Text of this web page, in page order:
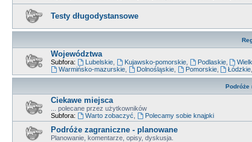
Testy długodystansowe
Województwa
Subfora: Lubelskie, Kujawsko-pomorskie, Podlaskie,
Warmińsko-mazurskie, Dolnośląskie, Pomorskie, Łódzkie
Podróże
Ciekawe miejsca
... polecane przez użytkowników
Subfora:
Warto zobaczyć Polecamy sobie knajpki
Podróże zagraniczne - planowane
Planowanie, komentarze, opisy, dyskusja.